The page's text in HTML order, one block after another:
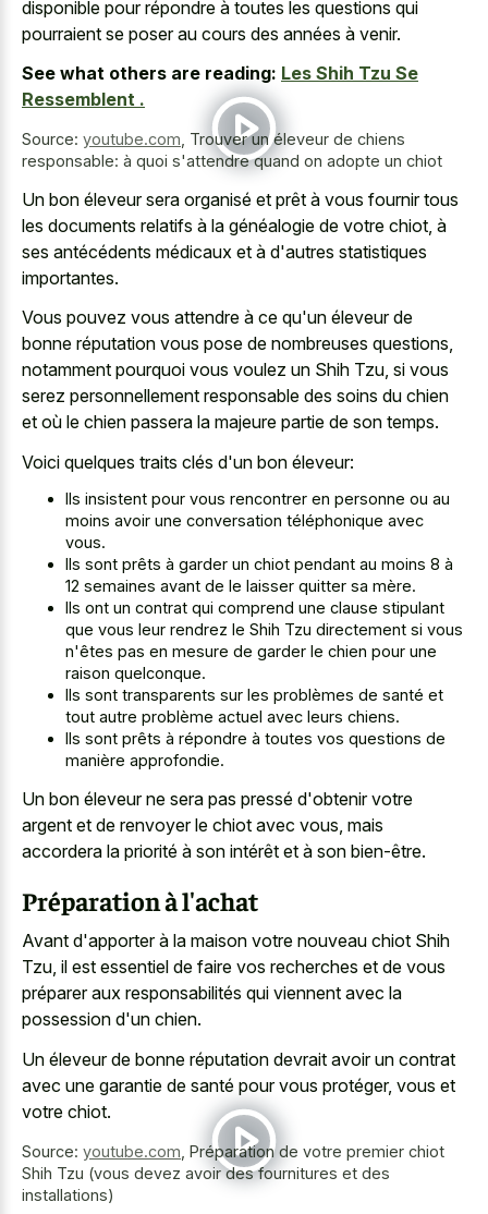
disponible pour répondre à toutes les questions qui
pourraient se poser au cours des années à venir.
See what others are reading: Les Shih Tzu Se
Ressemblent .
Source: youtube.com Trouver un éleveur de chiens
responsable: à quoi s'attendre quand on adopte un chiot
Un bon éleveur sera organisé et prêt à vous fournir tous
les documents relatifs à la généalogie de votre chiot, à
ses antécédents médicaux et à d'autres statistiques
importantes.
Vous pouvez vous attendre à ce qu'un éleveur de
bonne réputation vous pose de nombreuses questions,
notamment pourquoi vous voulez un Shih Tzu, si vous
serez personnellement responsable des soins du chien
et où le chien passera la majeure partie de son temps.
Voici quelques traits clés d'un bon éleveur:
Ils insistent pour vous rencontrer en personne ou au
moins avoir une conversation téléphonique avec
vous.
Ils sont prêts à garder un chiot pendant au moins 8 à
12 semaines avant de le laisser quitter sa mère.
Ils ont un contrat qui comprend une clause stipulant
que vous leur rendrez le Shih Tzu directement si vous
n'êtes pas en mesure de garder le chien pour une
raison quelconque.
Ils sont transparents sur les problèmes de santé et
tout autre problème actuel avec leurs chiens.
Ils sont prêts à répondre à toutes vos questions de
manière approfondie.
Un bon éleveur ne sera pas pressé d'obtenir votre
argent et de renvoyer le chiot avec vous, mais
accordera la priorité à son intérêt et à son bien-être.
Préparation à l'achat
Avant d'apporter à la maison votre nouveau chiot Shih
Tzu, il est essentiel de faire vos recherches et de vous
préparer aux responsabilités qui viennent avec la
possession d'un chien.
Un éleveur de bonne réputation devrait avoir un contrat
avec une garantie de santé pour vous protéger, vous et
votre chiot.
Source: youtube.com Préparation de votre premier chiot
Shih Tzu (vous devez avoir des fournitures et des
installations)